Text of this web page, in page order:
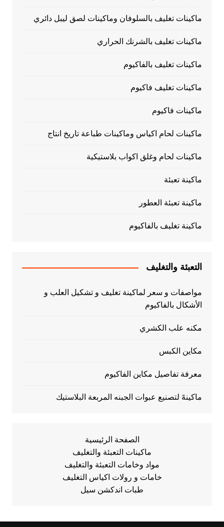
ماكينات تغليف بالسلوفان وماكينات لصق ليبل دائري
ماكينات تغليف بالشرنك الحراري
ماكينات تغليف بالفاكيوم
ماكينات تغليف فاكيوم
ماكينات فاكيوم
ماكينات لحام اكياس وماكينات طباعة تاريخ انتاج
ماكينات لحام وغلق اكواب بلاستيكية
ماكينة تعبئة
ماكينة تعبئة العطور
ماكينة تغليف بالفاكيوم
التعبئة والتغليف
مواصفات و سعر لماكينة تغليف و تشكيل العلب و
الأشكال بالفاكيوم
مكنه علب الكشري
مكاين الكبس
معرفة تفاصيل مكاين الفاكيوم
ماكينهً لتصنيع عبوات الجبنه المربعة البلاستيك
الصفحة الرئيسية
ماكينات التعبئة والتغليف
مواد وخامات التعبئة والتغليف
خامات و رولات اكياس التغليف
طبات اندكشن سيل